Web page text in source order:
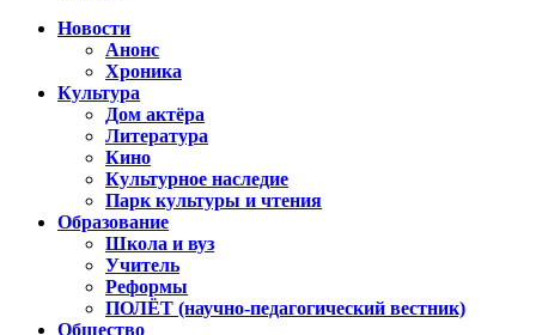
Новости
Анонс
Хроника
Культура
Дом актёра
Литература
Кино
Культурное наследие
Парк культуры и чтения
Образование
Школа и вуз
Учитель
Реформы
ПОЛЁТ (научно-педагогический вестник)
Общество